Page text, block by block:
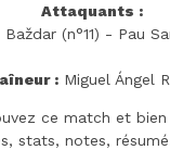
Attaquants :
(n°11) - Pau
: Miguel Ángel
ce match et bien
stats, notes,